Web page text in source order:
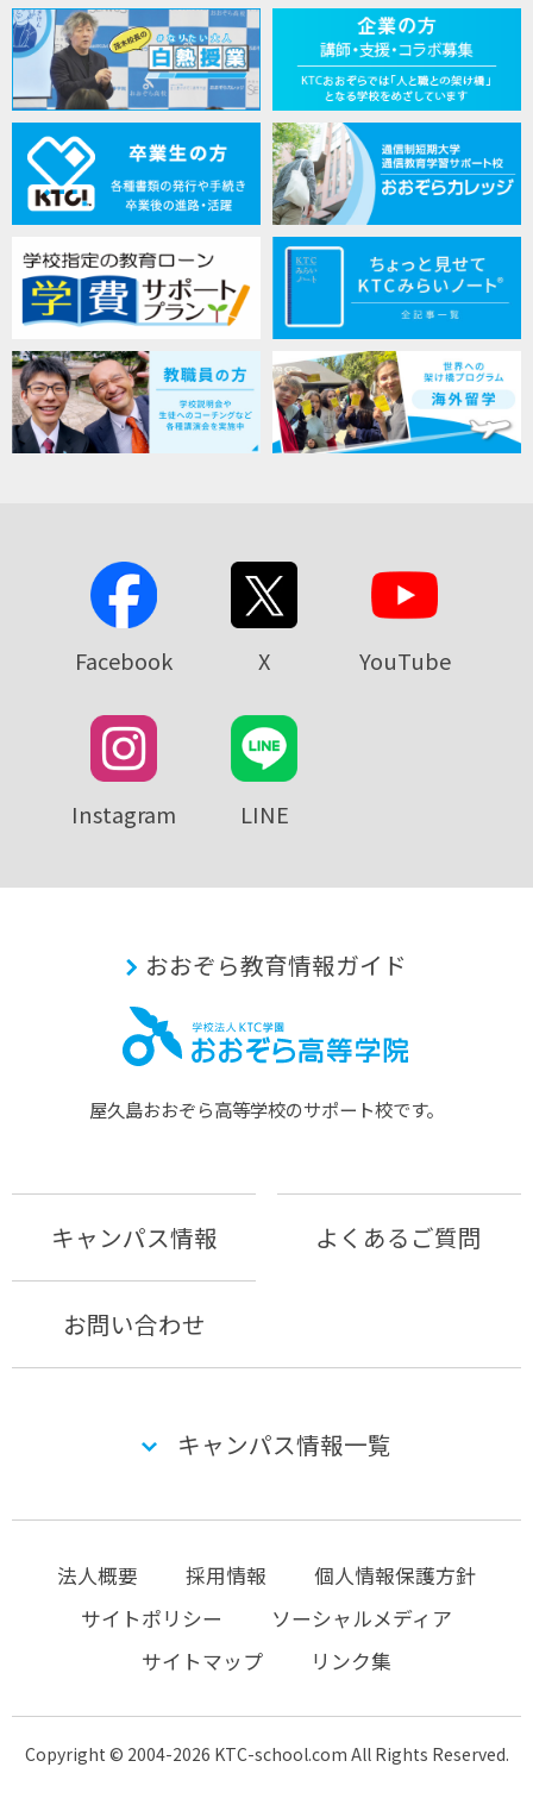
Facebook X YouTube
Instagram LINE
おおぞら教育情報ガイド
屋久島おおぞら⾼等学校のサポート校です。
キャンパス情報 よくあるご質問
お問い合わせ
キャンパス情報一覧
法人概要 採用情報
個人情報保護方針
サイトポリシー
ソーシャルメディア
サイトマップ
リンク集
Copyright © 2004-2026 KTC-school.com All Rights Reserved.